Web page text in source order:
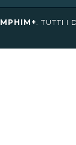
MPHIM+. TUTTI I